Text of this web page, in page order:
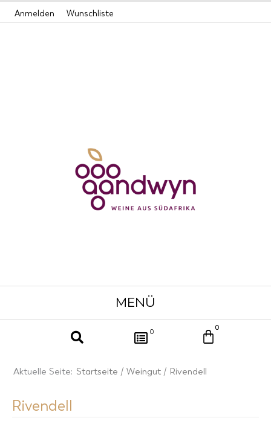
Zum
InhaltAnmelden Wunschliste
0 0
Aktuelle Seite: Startseite / Weingut / Rivendell
Rivendell